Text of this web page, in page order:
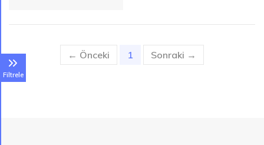
Filtrele
← Önceki 1 (current)
Sonraki →